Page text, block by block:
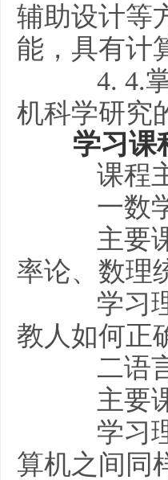
辅助设计等
能，具有计
4. 4.掌
机科学研究
学习课
课程主
一数
主要课
率论、数理
学习理
教人如何正
二语
主要课
学习理
算机之间同